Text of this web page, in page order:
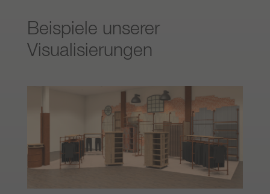
Beispiele unserer
Visualisierungen